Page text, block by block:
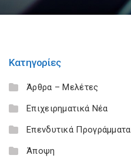
Κατηγορίες
Άρθρα – Μελέτες
Επιχειρηματικά Νέα
Επενδυτικά Προγράμματα
Άποψη